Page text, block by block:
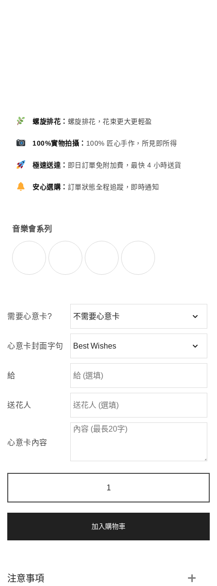
螺旋排花： 螺旋排花，花束更大更輕盈
100%實物拍攝： 100% 匠心手作，所見即所得
極速送達： 即日訂單免附加費，最快 4 小時送貨
安心選購： 訂單狀態全程追蹤，即時通知
音樂會系列
小提琴 色士風
需要心意卡?
心意卡封面字句
給
送花人
心意卡內容
樂
永
生
玫
加入購物車
注意事項